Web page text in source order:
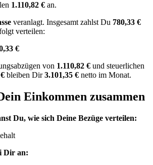
1.110,82 € an.
veranlagt. Insgesamt zahlst Du 780,33 €
verteilen:
€
von 1.110,82 € und steuerlichen
bleiben Dir3.101,35 € netto im Monat.
Einkommen zusammen
Du, wie sich Deine Bezüge verteilen:
Dir an: